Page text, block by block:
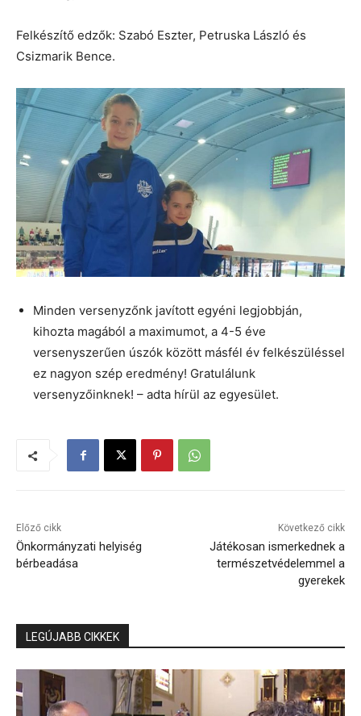
Felkészítő edzők: Szabó Eszter, Petruska László és
Csizmarik Bence.
Minden versenyzőnk javított egyéni legjobbján,
kihozta magából a maximumot, a 4-5 éve
versenyszerűen úszók között másfél év felkészüléssel
ez nagyon szép eredmény! Gratulálunk
versenyzőinknek! – adta hírül az egyesület.
Előző cikk
Önkormányzati helyiség
bérbeadása
Következő cikk
Játékosan ismerkednek a
természetvédelemmel a
gyerekek
LEGÚJABB CIKKEK